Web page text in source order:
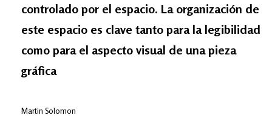
controlado por el espacio. La organización de
este espacio es clave tanto para la legibilidad
como para el aspecto visual de una pieza
gráfica
Martin Solomon